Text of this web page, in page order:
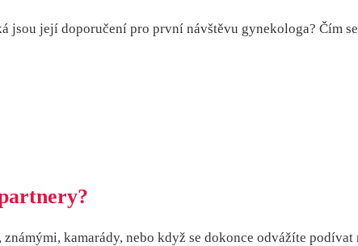
její doporučení pro první návštěvu gynekologa? Čím
kamarády, nebo když se dokonce odvážíte